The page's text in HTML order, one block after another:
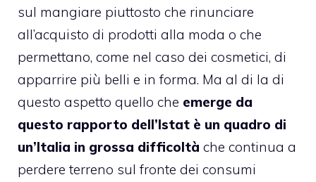
sul mangiare piuttosto che rinunciare
all’acquisto di prodotti alla moda o che
permettano, come nel caso dei cosmetici, di
apparrire più belli e in forma. Ma al di la di
questo aspetto quello che emerge da
questo rapporto dell’Istat è un quadro di
un’Italia in grossa difficoltà che continua a
perdere terreno sul fronte dei consumi